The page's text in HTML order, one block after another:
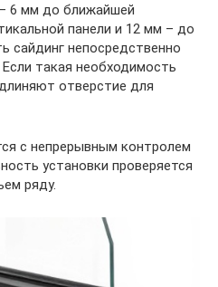
6 мм до ближайшей
панели и 12 мм – до
сайдинг непосредственно
такая необходимость
отверстие для
с непрерывным контролем
установки проверяется
ряду.